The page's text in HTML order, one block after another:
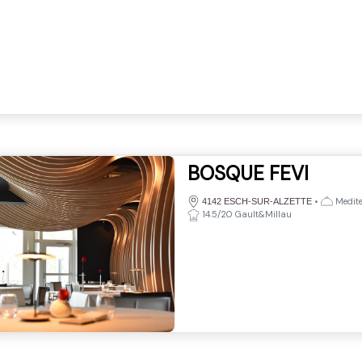
BOSQUE FEVI
4142 ESCH-SUR-ALZETTE •
14.5/20 Gault&Millau